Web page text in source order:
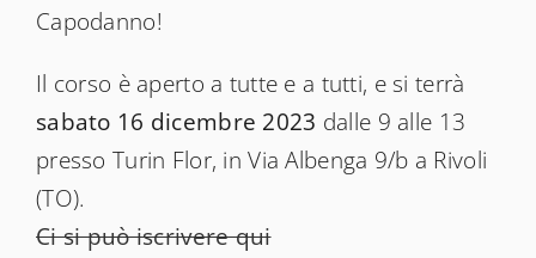
Capodanno!
Il corso è aperto a tutte e a tutti, e si terrà
sabato 16 dicembre 2023 dalle 9 alle 13
presso Turin Flor, in Via Albenga 9/b a Rivoli
(TO).
Ci si può iscrivere qui